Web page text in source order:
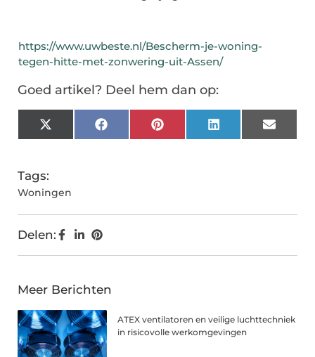
https://www.uwbeste.nl/Bescherm-je-woning-
tegen-hitte-met-zonwering-uit-Assen/
Goed artikel? Deel hem dan op:
X
(Twitter)
FacebookPinterestLinkedInEmail
Tags:
Woningen
Delen:
Meer Berichten
ATEX ventilatoren en veilige luchttechniek
in risicovolle werkomgevingen